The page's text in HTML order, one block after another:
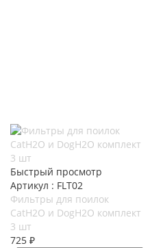
Быстрый просмотр
Артикул : FLT02
Фильтры для поилок
CatH2O и DogH2O комплект
3 шт
725 ₽